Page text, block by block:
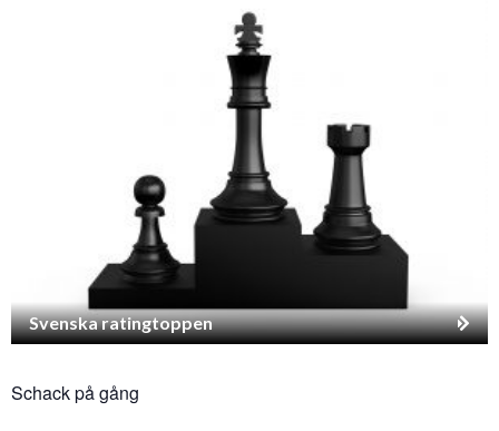
Svenska ratingtoppen
Schack på gång